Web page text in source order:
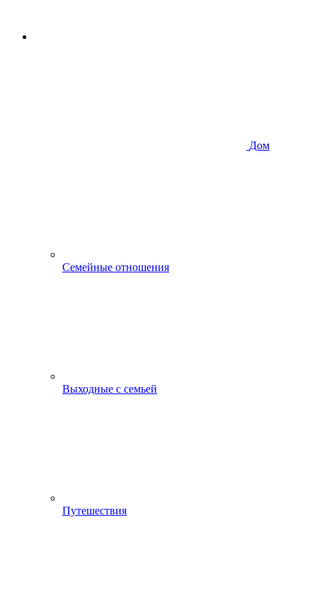
Дом
Семейные отношения
Выходные с семьей
Путешествия